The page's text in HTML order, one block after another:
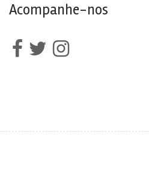
Acompanhe-nos